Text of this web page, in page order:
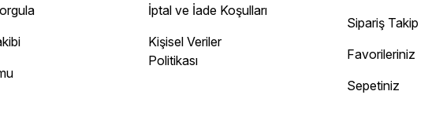
site
İptal ve İade Koşulları
Kişisel Veriler
Politikası
Sipariş Takip
Favorileriniz
Sepetiniz